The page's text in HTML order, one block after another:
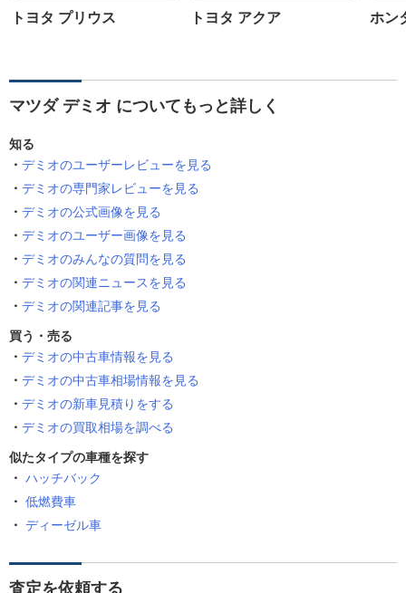
トヨタ プリウス トヨタ アクア ホン
マツダ デミオ についてもっと詳しく
知る
デミオのユーザーレビューを見る
デミオの専門家レビューを見る
デミオの公式画像を見る
デミオのユーザー画像を見る
デミオのみんなの質問を見る
デミオの関連ニュースを見る
デミオの関連記事を見る
買う・売る
デミオの中古車情報を見る
デミオの中古車相場情報を見る
デミオの新車見積りをする
デミオの買取相場を調べる
似たタイプの車種を探す
ハッチバック
低燃費車
ディーゼル車
査定を依頼する